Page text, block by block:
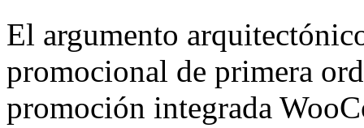
El argumento
promocional de primera
promoción integrada